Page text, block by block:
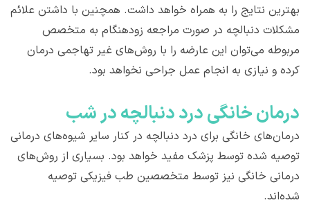
بهترین نتایج را به همراه خواهد داشت. همچنین با داشتن علائم
مشکلات دنبالچه در صورت مراجعه زودهنگام به متخصص
مربوطه می‌توان این عارضه را با روش‌های غیر تهاجمی درمان
کرده و نیازی به انجام عمل جراحی نخواهد بود.
درمان خانگی درد دنبالچه در شب
درمان‌های خانگی برای درد دنبالچه در کنار سایر شیوه‌های درمانی
توصیه شده توسط پزشک مفید خواهد بود. بسیاری از روش‌های
درمانی خانگی نیز توسط متخصصین طب فیزیکی توصیه
شده‌اند.